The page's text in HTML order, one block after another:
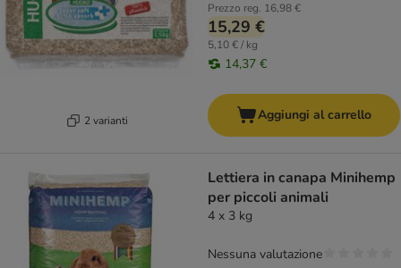
2 varianti
Prezzo reg. 16,98 €
15,29 €
5,10 € / kg
14,37 €
Aggiungi al carrello
Lettiera in canapa Minihemp
per piccoli animali
4 x 3 kg
Nessuna valutazione